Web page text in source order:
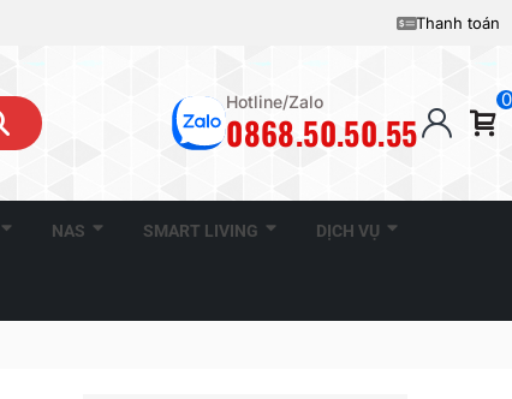
Thanh toán
Hotline/Zalo
0868.50.50.55
0
NAS SMART LIVING DỊCH VỤ